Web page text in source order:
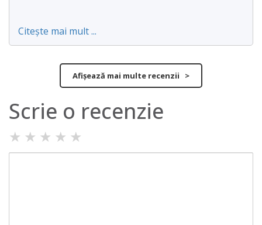
Citește mai mult ...
Afișează mai multe recenzii >
Scrie o recenzie
★ ★ ★ ★ ★